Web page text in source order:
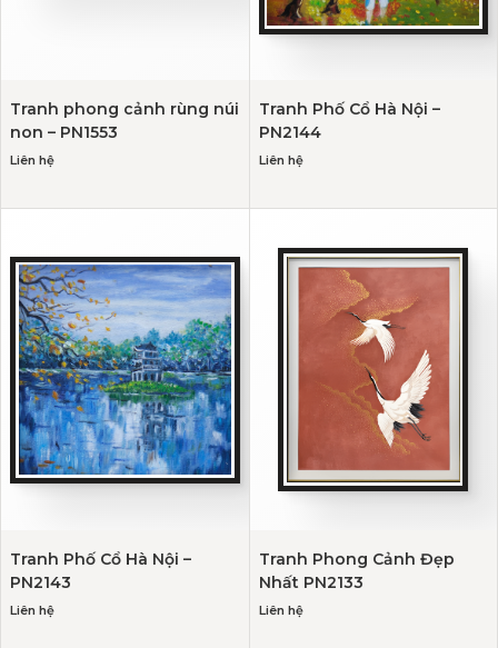
Tranh phong cảnh rùng núi
non – PN1553
Liên hệ
Tranh Phố Cổ Hà Nội –
PN2144
Liên hệ
Tranh Phố Cổ Hà Nội –
PN2143
Liên hệ
Tranh Phong Cảnh Đẹp
Nhất PN2133
Liên hệ